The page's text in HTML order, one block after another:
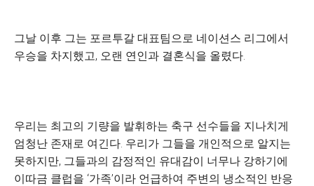
그날 이후 그는 포르투갈 대표팀으로 네이션스 리그에서
우승을 차지했고, 오랜 연인과 결혼식을 올렸다.
우리는 최고의 기량을 발휘하는 축구 선수들을 지나치게
엄청난 존재로 여긴다. 우리가 그들을 개인적으로 알지는
못하지만, 그들과의 감정적인 유대감이 너무나 강하기에
이따금 클럽을 ‘가족’이라 언급하여 주변의 냉소적인 반응